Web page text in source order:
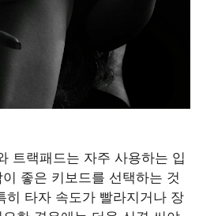
트랙패드는 자주 사용하는 입
좋은 키보드를 선택하는 것
히 타자 속도가 빨라지거나 장